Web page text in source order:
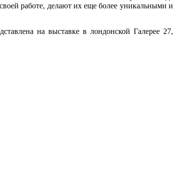
работе, делают их еще более уникальными и
на выставке в лондонской Галерее 27,